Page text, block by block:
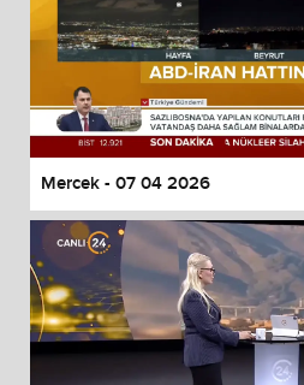
Mercek - 07 04 2026